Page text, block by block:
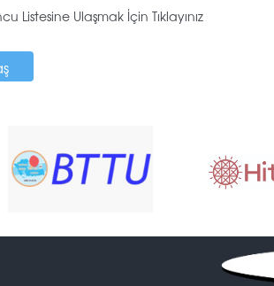
Listesine Ulaşmak İçin Tıklayınız